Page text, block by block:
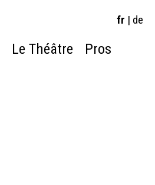
fr | de
Le Théâtre Pros